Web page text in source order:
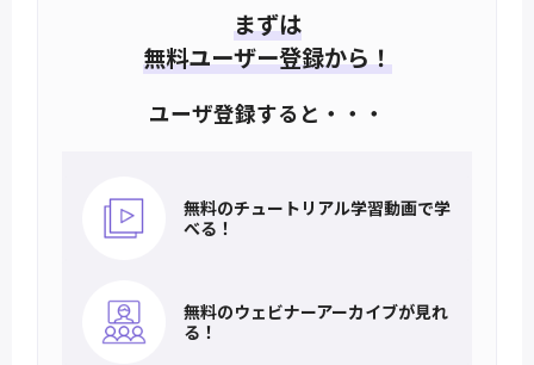
まずは
無料ユーザー登録から！
ユーザ登録すると・・・
無料のチュートリアル学習動画で学
べる！
無料のウェビナーアーカイブが見れ
る！